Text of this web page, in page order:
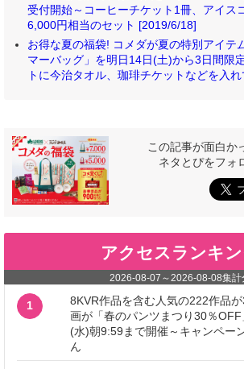
受付開始～コーヒーチケット1冊、アイス
6,000円相当のセット [2019/6/18]
お得な夏の福袋! コメダが夏の特別アイテ
マーバッグ」を明日14日(土)から3日間限
トに今治タオル、珈琲チケットなどを入
この記事が面白か
ネタとぴをフォ
アクセスランキ
2026-08-07 ～2026-08-08集計
1
8KVR作品を含む人気の222作品
画が「春のパンツまつり30％
(水)朝9:59まで開催～キャンペー
ん